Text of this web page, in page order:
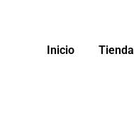
Inicio Tienda